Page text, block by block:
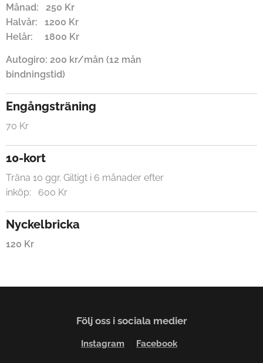
Månad: 250 Kr
Halvår: 1200 Kr
Helår: 1800 Kr
Autogiro: 200 kr/mån (12 mån
bindningstid)
Engångsträning
70 Kr
10-kort
Träna 10 ggr. Giltigt i 6 månader efter
inköp: 600 Kr
Nyckelbricka
120 Kr
Följ oss i sociala medier
Instagram Facebook